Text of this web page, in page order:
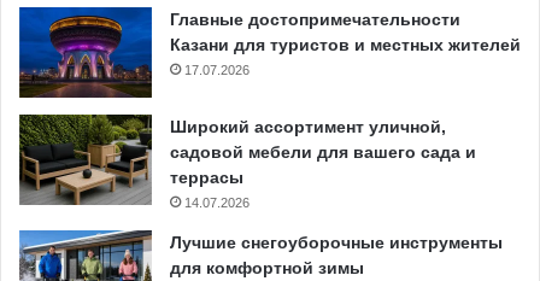
Главные достопримечательности
Казани для туристов и местных жителей
17.07.2026
Широкий ассортимент уличной,
садовой мебели для вашего сада и
террасы
14.07.2026
Лучшие снегоуборочные инструменты
для комфортной зимы